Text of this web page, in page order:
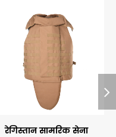
रेगिस्तान सामरिक सेना